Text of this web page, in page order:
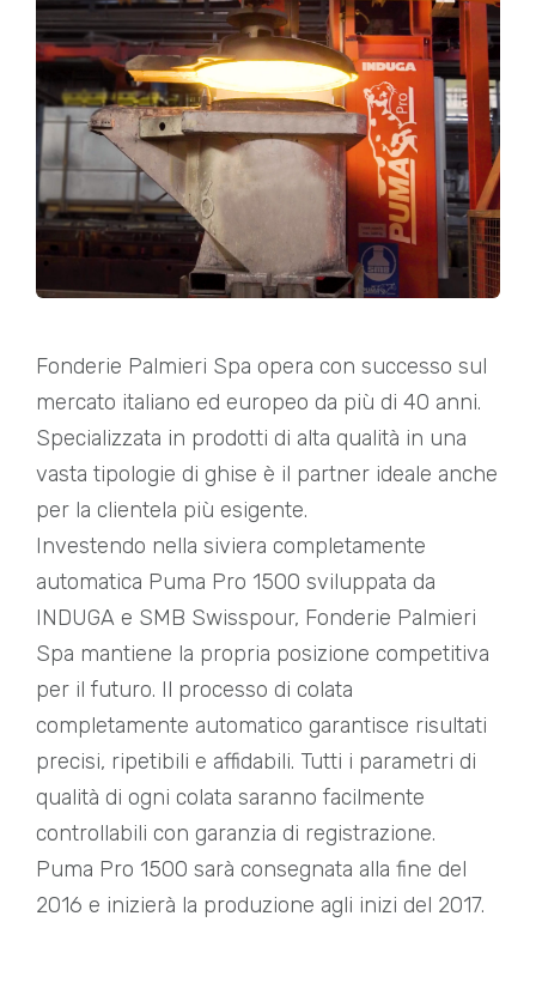
Fonderie Palmieri Spa opera con successo sul
mercato italiano ed europeo da più di 40 anni.
Specializzata in prodotti di alta qualità in una
vasta tipologie di ghise è il partner ideale anche
per la clientela più esigente.
Investendo nella siviera completamente
automatica Puma Pro 1500 sviluppata da
INDUGA e SMB Swisspour, Fonderie Palmieri
Spa mantiene la propria posizione competitiva
per il futuro. Il processo di colata
completamente automatico garantisce risultati
precisi, ripetibili e affidabili. Tutti i parametri di
qualità di ogni colata saranno facilmente
controllabili con garanzia di registrazione.
Puma Pro 1500 sarà consegnata alla fine del
2016 e inizierà la produzione agli inizi del 2017.